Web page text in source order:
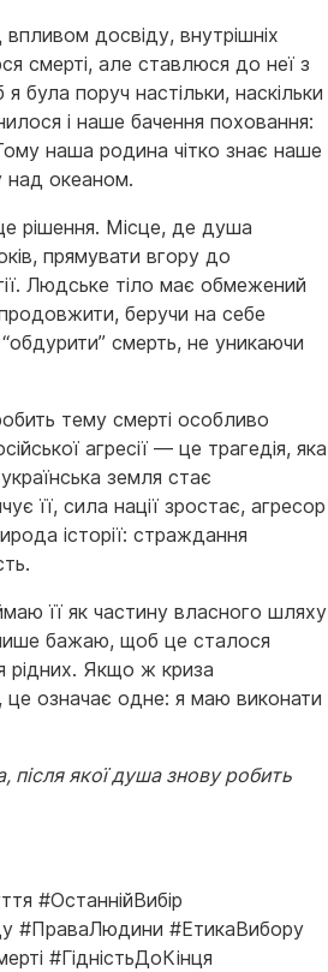
досвіду, внутрішніх
смерті, але ставлюся до неї з
була поруч настільки, наскільки
і наше бачення поховання:
наша родина чітко знає наше
над океаном.
рішення. Місце, де душа
прямувати вгору до
Людське тіло має обмежений
беручи на себе
смерть, не уникаючи
тему смерті особливо
агресії — це трагедія, яка
земля стає
її, сила нації зростає, агресор
історії: страждання
її як частину власного шляху
бажаю, щоб це сталося
рідних. Якщо ж криза
це означає одне: я маю виконати
якої душа знову робить
#ОстаннійВибір
#ПраваЛюдини #ЕтикаВибору
#ГідністьДоКінця